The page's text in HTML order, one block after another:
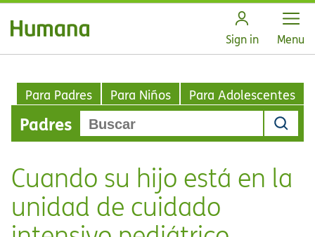
Sign in Open
Menu
Para Padres Para Niños Para Adolescentes
Padres
Cuando su hijo está en la
unidad de cuidado